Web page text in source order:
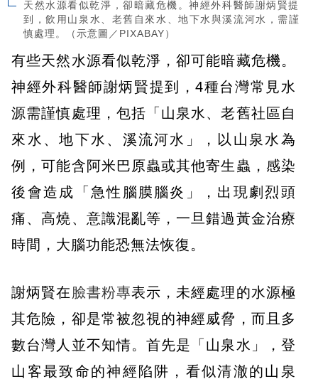
天然水源看似乾淨，卻暗藏危機。神經外科醫師謝炳賢提
到，飲用山泉水、老舊自來水、地下水與溪流河水，需謹
慎處理。（示意圖／PIXABAY）
有些天然水源看似乾淨，卻可能暗藏危機。
神經外科醫師謝炳賢提到，4種台灣常見水
源需謹慎處理，包括「山泉水、老舊社區自
來水、地下水、溪流河水」，以山泉水為
例，可能含阿米巴原蟲或其他寄生蟲，感染
後會造成「急性腦膜腦炎」，出現劇烈頭
痛、高燒、意識混亂等，一旦錯過黃金治療
時間，大腦功能恐無法恢復。
謝炳賢在 臉書粉專表示，未經處理的水源極
其危險，卻是常被忽視的神經威脅，而且多
數台灣人並不知情。首先是「山泉水」，登
山客最致命的神經陷阱，看似清澈的山泉